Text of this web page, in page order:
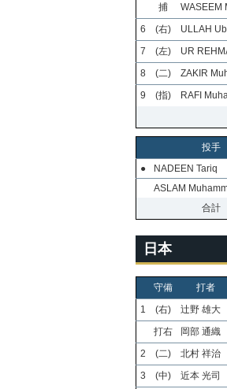
捕
WASEEM
6
(右) ULLAH
7
(左) UR
8
(二) ZAKIR
9
(指) RAFI
投手
●
NADEEN Tariq
ASLAM
合計
日本
守備 打者
1
(右) 辻野 雄大
打右
岡部 通織
2
(二) 北村 祥治
3
(中) 近本 光司